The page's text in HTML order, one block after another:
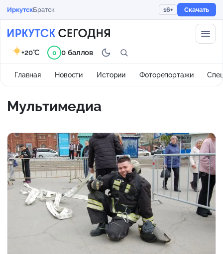
ИркутскБратск 16+ Скачать
Главная Новости Истории Фоторепортажи
+20°C 0 0 баллов
Мультимедиа